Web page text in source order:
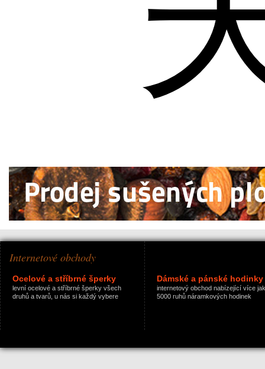
Internetové obchody
Ocelové a stříbrné šperky
levní ocelové a stříbrné šperky všech
druhů a tvarů, u nás si každý vybere
Dámské a pánské hodinky
internetový obchod nabízející více jak
5000 ruhů náramkových hodinek